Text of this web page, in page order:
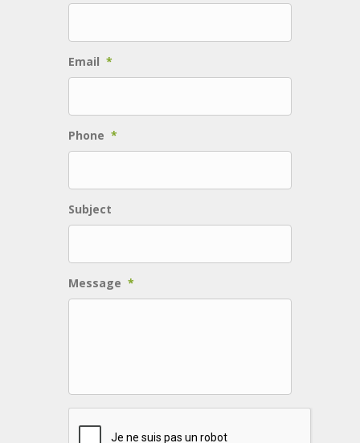
Email *
Phone *
Subject
Message *
C